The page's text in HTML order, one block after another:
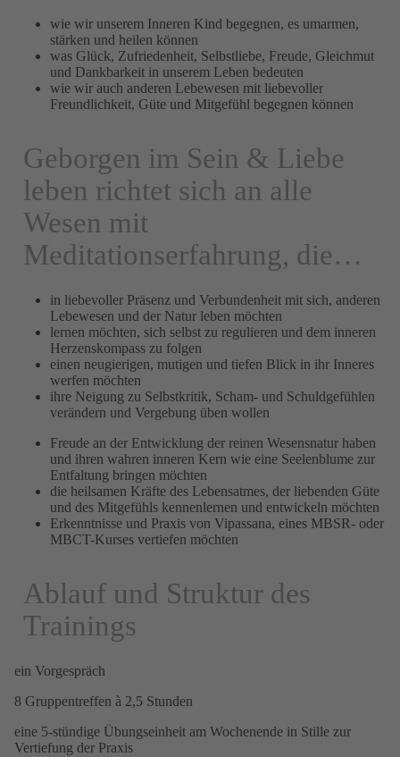
wie wir unserem Inneren Kind begegnen, es umarmen,
stärken und heilen können
was Glück, Zufriedenheit, Selbstliebe, Freude, Gleichmut
und Dankbarkeit in unserem Leben bedeuten
wie wir auch anderen Lebewesen mit liebevoller
Freundlichkeit, Güte und Mitgefühl begegnen können
Geborgen im Sein & Liebe
leben richtet sich an alle
Wesen mit
Meditationserfahrung, die…
in liebevoller Präsenz und Verbundenheit mit sich, anderen
Lebewesen und der Natur leben möchten
lernen möchten, sich selbst zu regulieren und dem inneren
Herzenskompass zu folgen
einen neugierigen, mutigen und tiefen Blick in ihr Inneres
werfen möchten
ihre Neigung zu Selbstkritik, Scham- und Schuldgefühlen
verändern und Vergebung üben wollen
Freude an der Entwicklung der reinen Wesensnatur haben
und ihren wahren inneren Kern wie eine Seelenblume zur
Entfaltung bringen möchten
die heilsamen Kräfte des Lebensatmes, der liebenden Güte
und des Mitgefühls kennenlernen und entwickeln möchten
Erkenntnisse und Praxis von Vipassana, eines MBSR- oder
MBCT-Kurses vertiefen möchten
Ablauf und Struktur des
Trainings
ein Vorgespräch
8 Gruppentreffen à 2,5 Stunden
eine 5-stündige Übungseinheit am Wochenende in Stille zur
Vertiefung der Praxis